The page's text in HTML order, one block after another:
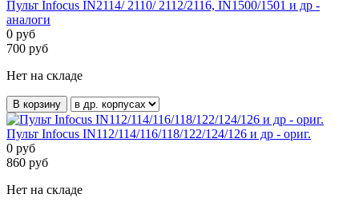
Пульт Infocus IN2114/ 2110/ 2112/2116, IN1500/1501 и др -
аналоги
0 руб
700 руб
Нет на складе
В корзину
Пульт Infocus IN112/114/116/118/122/124/126 и др - ориг.
0 руб
860 руб
Нет на складе